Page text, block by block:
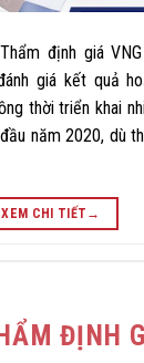
định giá
giá kết quả
thời triển khai
năm 2020, dù
XEM CHI TIẾT →
ĐỊNH